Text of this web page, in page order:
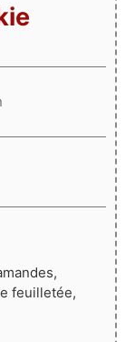
feuilletée,